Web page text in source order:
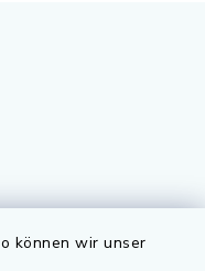
können wir unser